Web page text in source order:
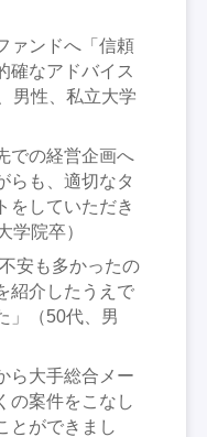
ァンドへ「信頼
確なアドバイス
男性、私立大学
での経営企画へ
らも、適切なタ
をしていただき
学院卒）
安も多かったの
紹介したうえで
」（50代、男
ら大手総合メー
の案件をこなし
とができまし